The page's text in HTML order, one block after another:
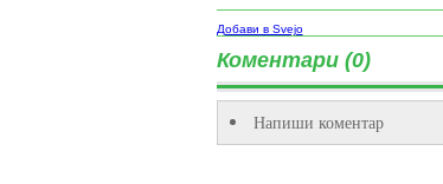
Добави в Svejo
Коментари (0)
Напиши коментар